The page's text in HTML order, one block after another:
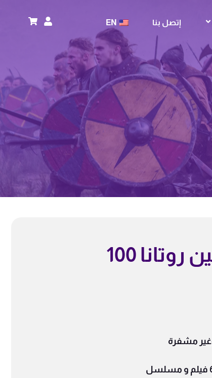
إتصل بنا EN
إشتراك موزعين روتانا 100